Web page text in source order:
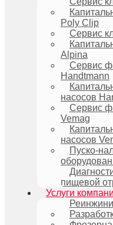
Poly Clip
Сервис
Alpina
Сервис
Handtmann
насосов
Сервис
Vemag
насосов
Пуско-
пищевой
Услуги